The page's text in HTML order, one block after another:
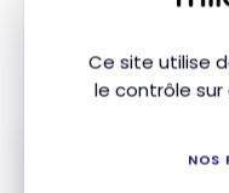
Ce site utilise
le contrôle sur
NOS
vous avez un solde